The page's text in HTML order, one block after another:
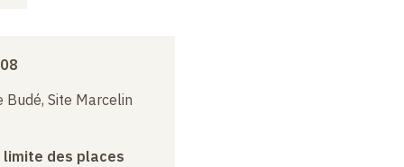
Site Marcelin
limite des places